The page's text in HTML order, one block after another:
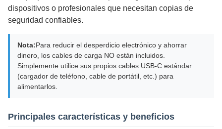
dispositivos o profesionales que necesitan copias de
seguridad confiables.
Nota:Para reducir el desperdicio electrónico y ahorrar
dinero, los cables de carga NO están incluidos.
Simplemente utilice sus propios cables USB-C estándar
(cargador de teléfono, cable de portátil, etc.) para
alimentarlos.
Principales características y beneficios